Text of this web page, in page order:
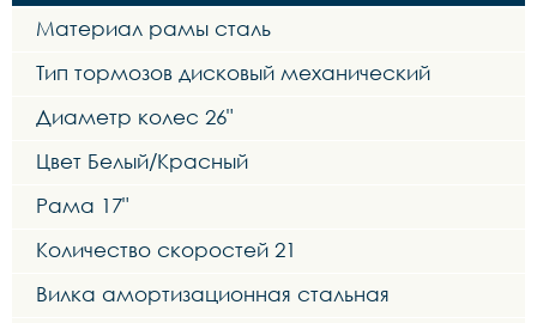
Материал рамы сталь
Тип тормозов дисковый механический
Диаметр колес 26"
Цвет Белый/Красный
Рама 17"
Количество скоростей 21
Вилка амортизационная стальная